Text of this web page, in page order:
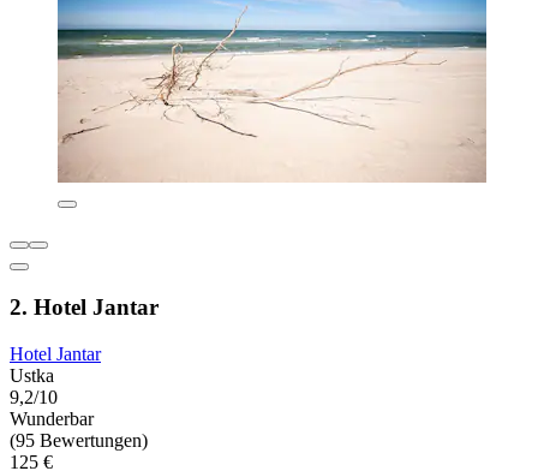
2. Hotel Jantar
Hotel Jantar
Ustka
9,2/10
Wunderbar
(95 Bewertungen)
125 €